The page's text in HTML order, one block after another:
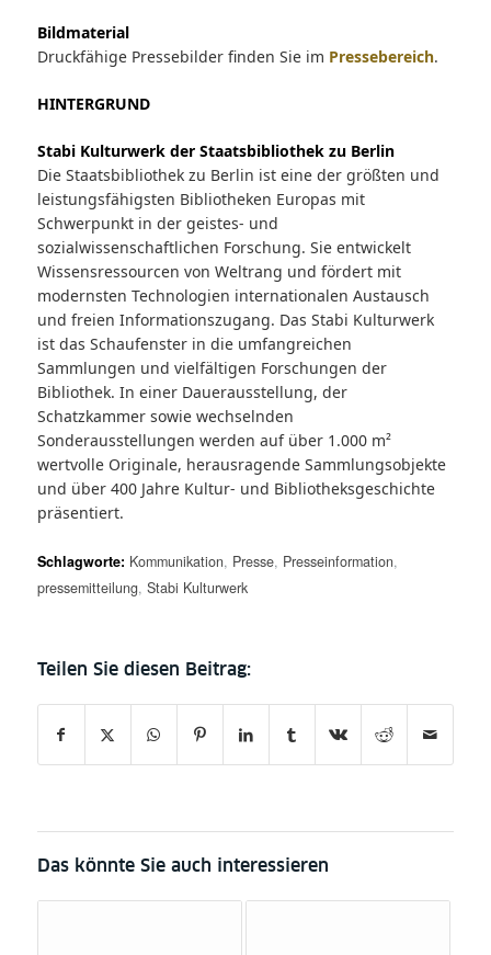
Bildmaterial
Druckfähige Pressebilder finden Sie im Pressebereich.
HINTERGRUND
Stabi Kulturwerk der Staatsbibliothek zu Berlin
Die Staatsbibliothek zu Berlin ist eine der größten und
leistungsfähigsten Bibliotheken Europas mit
Schwerpunkt in der geistes- und
sozialwissenschaftlichen Forschung. Sie entwickelt
Wissensressourcen von Weltrang und fördert mit
modernsten Technologien internationalen Austausch
und freien Informationszugang. Das Stabi Kulturwerk
ist das Schaufenster in die umfangreichen
Sammlungen und vielfältigen Forschungen der
Bibliothek. In einer Dauerausstellung, der
Schatzkammer sowie wechselnden
Sonderausstellungen werden auf über 1.000 m²
wertvolle Originale, herausragende Sammlungsobjekte
und über 400 Jahre Kultur- und Bibliotheksgeschichte
präsentiert.
Schlagworte: Kommunikation, Presse, Presseinformation,
pressemitteilung, Stabi Kulturwerk
Das könnte Sie auch interessieren